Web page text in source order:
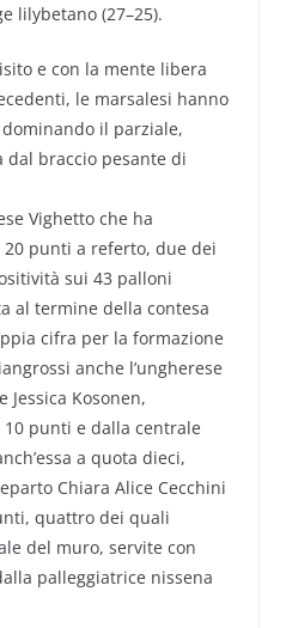
lilybetano (27–25).
e con la mente libera
le marsalesi hanno
il parziale,
dal braccio pesante di
Vighetto che ha
punti a referto, due dei
sui 43 palloni
al termine della contesa
cifra per la formazione
anche l’ungherese
Jessica Kosonen,
punti e dalla centrale
a quota dieci,
Chiara Alice Cecchini
quattro dei quali
del muro, servite con
palleggiatrice nissena